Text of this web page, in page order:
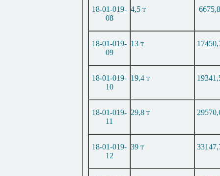
18-01-019-
08
4,5 т
18-01-019-
09
13 т
18-01-019-
10
19,4 т
18-01-019-
11
29,8 т
18-01-019-
12
39 т